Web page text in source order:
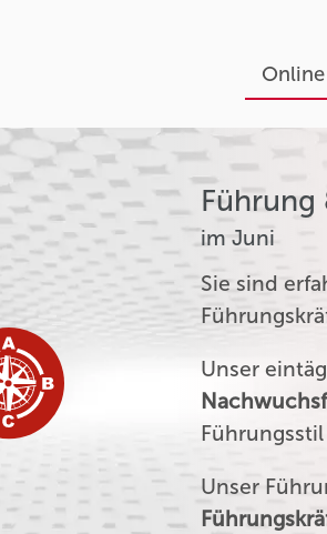
Führung
im Juni
Sie sind
Unser
Unser